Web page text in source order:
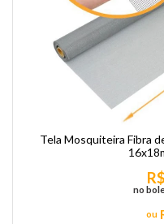
Tela Mosquiteira Fibra
no